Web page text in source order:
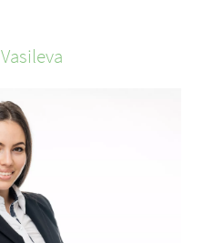
Vasileva